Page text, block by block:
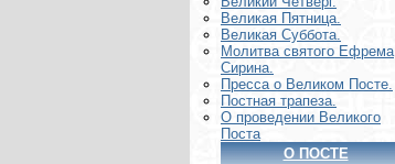
Великая Пятница.
Великая Суббота.
Молитва святого Ефрема
Сирина.
Пресса о Великом Посте.
Постная трапеза.
О проведении Великого
Поста
О ПОСТЕ